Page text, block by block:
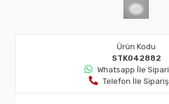
Ürün Kodu
STK042882
Whatsapp İle
Telefon İle